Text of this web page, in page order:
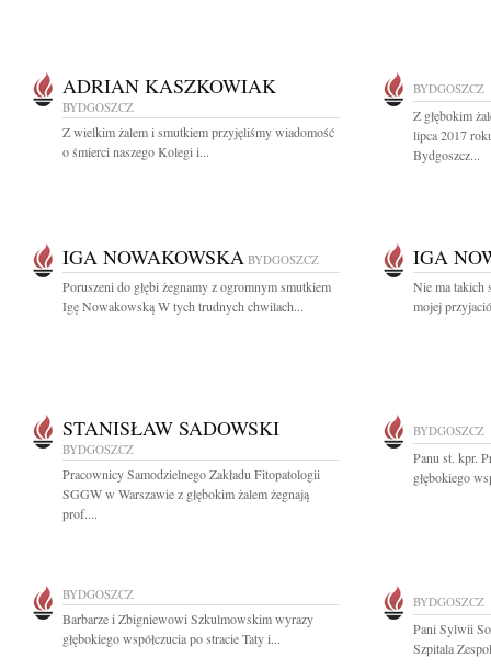
ADRIAN KASZKOWIAK
BYDGOSZCZ
Z wielkim żalem i smutkiem przyjęliśmy wiadomość
o śmierci naszego Kolegi i...
BYDGOSZCZ
Z głębokim
lipca 2017
Bydgoszcz...
IGA NOWAKOWSKA BYDGOSZCZ
Poruszeni do głębi żegnamy z ogromnym smutkiem
Igę Nowakowską W tych trudnych chwilach...
IGA
Nie ma takich
mojej
STANISŁAW SADOWSKI
BYDGOSZCZ
Pracownicy Samodzielnego Zakładu Fitopatologii
SGGW w Warszawie z głębokim żalem żegnają
prof....
BYDGOSZCZ
Panu st. kpr.
głębokiego
BYDGOSZCZ
Barbarze i Zbigniewowi Szkulmowskim wyrazy
głębokiego współczucia po stracie Taty i...
BYDGOSZCZ
Pani Sylwii
Szpitala